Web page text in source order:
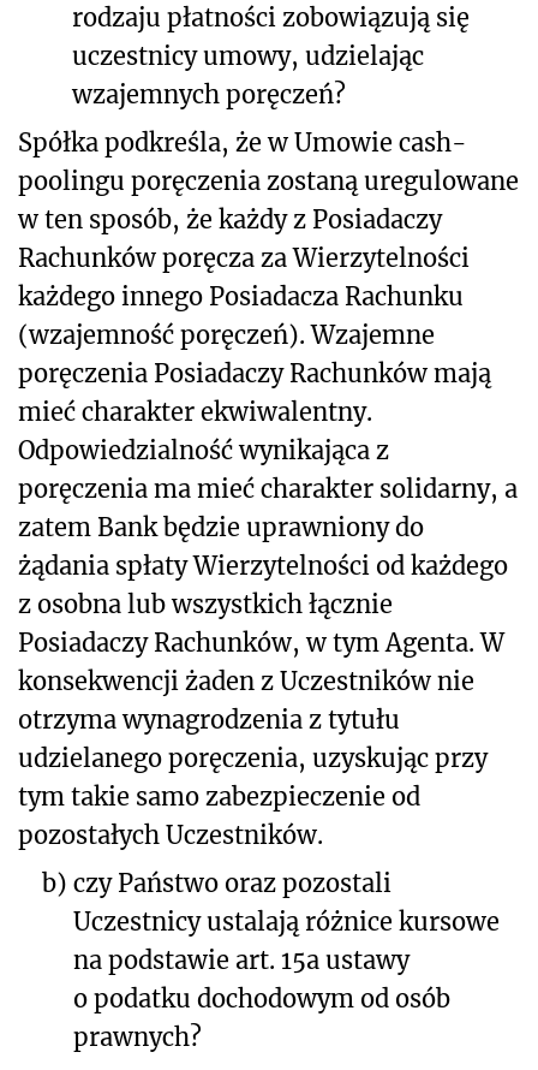
rodzaju płatności zobowiązują się
uczestnicy umowy, udzielając
wzajemnych poręczeń?
Spółka podkreśla, że w Umowie cash-
poolingu poręczenia zostaną uregulowane
w ten sposób, że każdy z Posiadaczy
Rachunków poręcza za Wierzytelności
każdego innego Posiadacza Rachunku
(wzajemność poręczeń). Wzajemne
poręczenia Posiadaczy Rachunków mają
mieć charakter ekwiwalentny.
Odpowiedzialność wynikająca z
poręczenia ma mieć charakter solidarny, a
zatem Bank będzie uprawniony do
żądania spłaty Wierzytelności od każdego
z osobna lub wszystkich łącznie
Posiadaczy Rachunków, w tym Agenta. W
konsekwencji żaden z Uczestników nie
otrzyma wynagrodzenia z tytułu
udzielanego poręczenia, uzyskując przy
tym takie samo zabezpieczenie od
pozostałych Uczestników.
b) czy Państwo oraz pozostali
Uczestnicy ustalają różnice kursowe
na podstawie art. 15a ustawy
o podatku dochodowym od osób
prawnych?